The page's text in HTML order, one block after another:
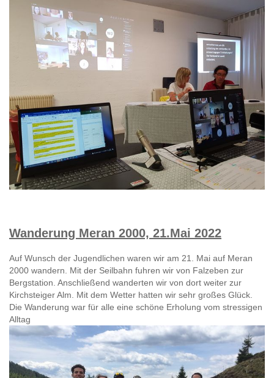
Wanderung Meran 2000, 21.Mai 2022
Auf Wunsch der Jugendlichen waren wir am 21. Mai auf Meran
2000 wandern. Mit der Seilbahn fuhren wir von Falzeben zur
Bergstation. Anschließend wanderten wir von dort weiter zur
Kirchsteiger Alm. Mit dem Wetter hatten wir sehr großes Glück.
Die Wanderung war für alle eine schöne Erholung vom stressigen
Alltag